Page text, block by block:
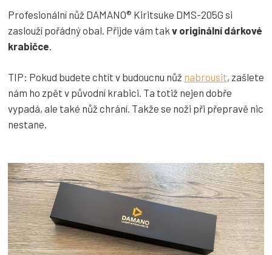
Profesionální nůž DAMANO® Kiritsuke DMS-205G si
zaslouží pořádný obal. Přijde vám tak v originální dárkové
krabičce.
TIP: Pokud budete chtít v budoucnu nůž nabrousit, zašlete
nám ho zpět v původní krabici. Ta totiž nejen dobře
vypadá, ale také nůž chrání. Takže se noži při přepravě nic
nestane.